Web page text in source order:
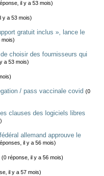
il y a 53 mois)
y a 53 mois)
gratuit inclus », lance le
mois)
choisir des fournisseurs qui
a 53 mois)
/ pass vaccinale covid (0
clauses des logiciels libres
allemand approuve le
il y a 56 mois)
(0 réponse, il y a 56 mois)
il y a 57 mois)